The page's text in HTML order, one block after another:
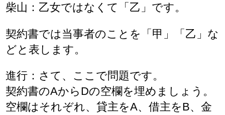
柴山：乙女ではなくて「乙」です。
契約書では当事者のことを「甲」「乙」な
どと表します。
進行：さて、ここで問題です。
契約書のAからDの空欄を埋めましょう。
空欄はそれぞれ、貸主をA、借主をB、金